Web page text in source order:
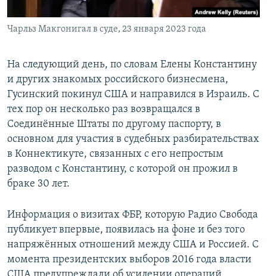
Чарльз Макгонигал в суде, 23 января 2023 года
На следующий день, по словам Елены Константину
и других знакомых российского бизнесмена,
Гусинский покинул США и направился в Израиль. С
тех пор он несколько раз возвращался в
Соединённые Штаты по другому паспорту, в
основном для участия в судебных разбирательствах
в Коннектикуте, связанных с его непростым
разводом с Константину, с которой он прожил в
браке 30 лет.
Информация о визитах ФБР, которую Радио Свобода
публикует впервые, появилась на фоне и без того
напряжённых отношений между США и Россией. С
момента президентских выборов 2016 года власти